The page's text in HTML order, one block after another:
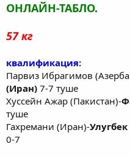
ОНЛАЙН-ТАБЛО.
57 кг
квалификация:
Парвиз Ибрагимов
(Иран) 7-7 туше
Хуссейн Ажар (Пакистан)-
туше
Гахремани (Иран)-
0-7